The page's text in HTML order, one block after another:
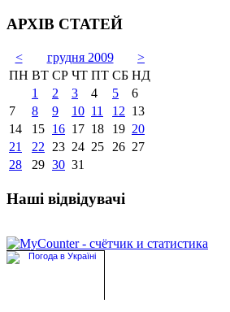
АРХІВ СТАТЕЙ
< грудня 2009
>
ПН ВТ СР ЧТ ПТ СБ НД
1
2 3 4 5
6
7
8 9 10 11 12 13
14
15 16 17 18 19 20
21
22 23 24 25 26 27
28
29 30 31
Наші відвідувачі